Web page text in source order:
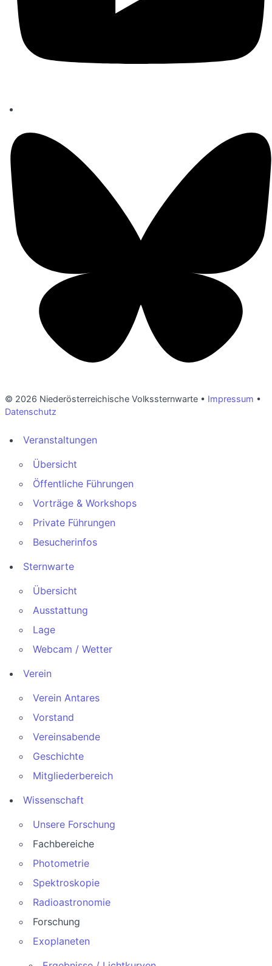
© 2026 Niederösterreichische Volkssternwarte • Impressum •
Datenschutz
Veranstaltungen
Übersicht
Öffentliche Führungen
Vorträge & Workshops
Private Führungen
Besucherinfos
Sternwarte
Übersicht
Ausstattung
Lage
Webcam / Wetter
Verein
Verein Antares
Vorstand
Vereinsabende
Geschichte
Mitgliederbereich
Wissenschaft
Unsere Forschung
Fachbereiche
Photometrie
Spektroskopie
Radioastronomie
Forschung
Exoplaneten